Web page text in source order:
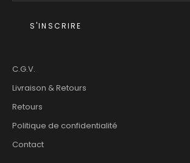
S'INSCRIRE
C.G.V.
Livraison & Retours
Retours
Politique de confidentialité
Contact